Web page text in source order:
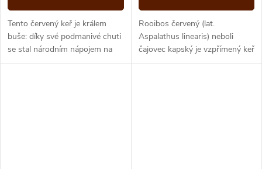
Tento červený keř je králem
buše: díky své podmanivé chuti
se stal národním nápojem na
jihu Afriky. I nám chutná od
Rooibos červený (lat.
Aspalathus linearis) neboli
čajovec kapský je vzpřímený keř
dorůstající výšky až 2 m. První